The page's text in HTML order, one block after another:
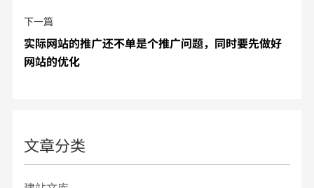
下一篇
实际网站的推广还不单是个推广问题，同时要先做好
网站的优化
文章分类